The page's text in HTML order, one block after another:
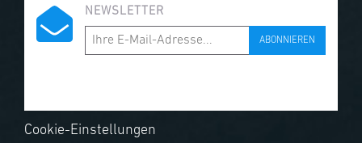
NEWSLETTER
ABONNIEREN
Cookie-Einstellungen